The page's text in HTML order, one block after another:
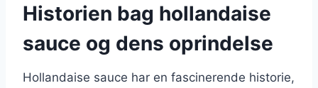
Historien bag hollandaise
sauce og dens oprindelse
Hollandaise sauce har en fascinerende historie,